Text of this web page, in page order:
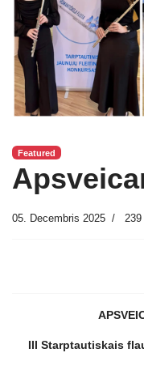
Featured
05. Decembris 2025
III Starptautiskais